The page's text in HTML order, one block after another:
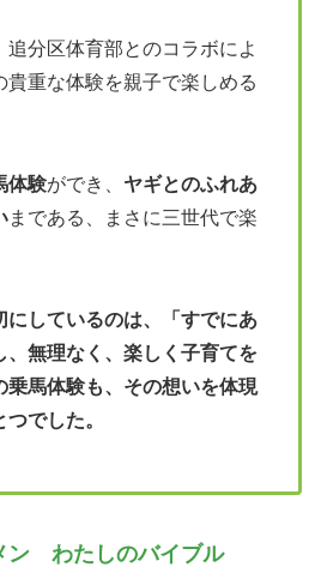
追分区体育部とのコラボによ
貴重な体験を親子で楽しめる
体験ができ、 ヤギとのふれあ
まである、まさに三世代で楽
にしているのは、「すでにあ
、無理なく、楽しく子育てを
乗馬体験も、その想いを体現
でした。
ン わたしのバイブル